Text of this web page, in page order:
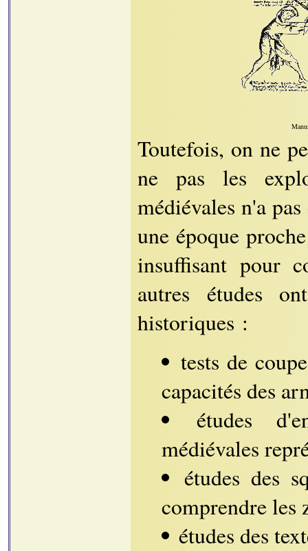
Toutefois, on ne
ne pas les
médiévales n'a
une époque
insuffisant pour
autres études
historiques :
tests de
capacités des
études
médiévales
études des
comprendre les
études des